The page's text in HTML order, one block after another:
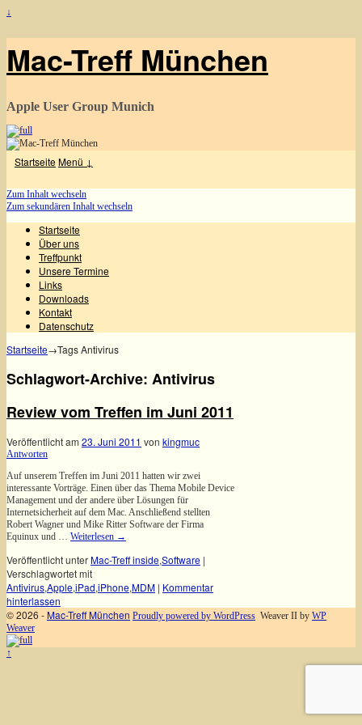
↓
Mac-Treff München
Apple User Group Munich
StartseiteMenü ↓
Zum Inhalt wechseln
Zum sekundären Inhalt wechseln
Startseite
Über uns
Treffpunkt
Unsere Termine
Links
Downloads
Kontakt
Datenschutz
Startseite→TagsAntivirus
Schlagwort-Archive: Antivirus
Review vom Treffen im Juni 2011
Veröffentlicht am 23. Juni 2011 von kingmuc
Antworten
Auf unserem Treffen im Juni 2011 hatten wir zwei
interessante Vorträge. Einen über das Thema Mobile Device
Management und der andere über Lösungen für
Internetsicherheit auf dem Mac. Anschließend stellten
Robert Wagner und Mike Ritter Software der Firma
Equinux und … Weiterlesen →
Veröffentlicht unterMac-Treff inside,Software |
Verschlagwortet mit
Antivirus,Apple,iPad,iPhone,MDM | Kommentar
hinterlassen
© 2026 -Mac-Treff München Proudly powered by WordPress Weaver II by WP
Weaver
↑